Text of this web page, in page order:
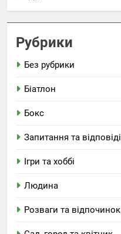
Рубрики
Без рубрики
Біатлон
Бокс
Запитання та відповіді
Ігри та хоббі
Людина
Розваги та відпочинок